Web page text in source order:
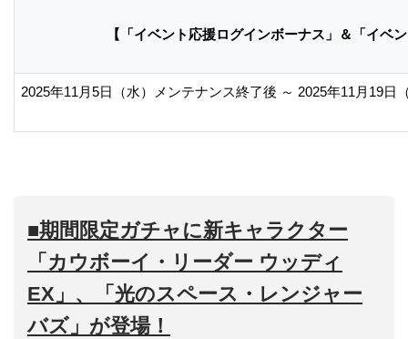
【「イベント応援ログインボーナス」＆「イベ
2025年11月5日（水）メンテナンス終了後 ～ 2025年11月19日
■期間限定ガチャに新キャラクター
「カウボーイ・リーダー ウッディ
EX」、「光のスペース・レンジャー
バズ」が登場！